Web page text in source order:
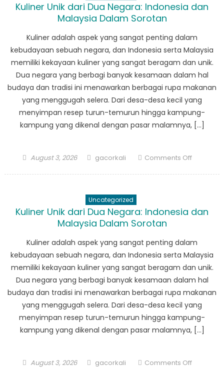
Kuliner Unik dari Dua Negara: Indonesia dan
Malaysia Dalam Sorotan
Kuliner adalah aspek yang sangat penting dalam
kebudayaan sebuah negara, dan Indonesia serta Malaysia
memiliki kekayaan kuliner yang sangat beragam dan unik.
Dua negara yang berbagi banyak kesamaan dalam hal
budaya dan tradisi ini menawarkan berbagai rupa makanan
yang menggugah selera. Dari desa-desa kecil yang
menyimpan resep turun-temurun hingga kampung-
kampung yang dikenal dengan pasar malamnya, […]
Posted
August 3, 2026 Author
gacorkali Comments Offon
Negara:
Dalam
Sorotan
Uncategorized
Kuliner Unik dari Dua Negara: Indonesia dan
Malaysia Dalam Sorotan
Kuliner adalah aspek yang sangat penting dalam
kebudayaan sebuah negara, dan Indonesia serta Malaysia
memiliki kekayaan kuliner yang sangat beragam dan unik.
Dua negara yang berbagi banyak kesamaan dalam hal
budaya dan tradisi ini menawarkan berbagai rupa makanan
yang menggugah selera. Dari desa-desa kecil yang
menyimpan resep turun-temurun hingga kampung-
kampung yang dikenal dengan pasar malamnya, […]
Posted
August 3, 2026 Author
gacorkali Comments Offon